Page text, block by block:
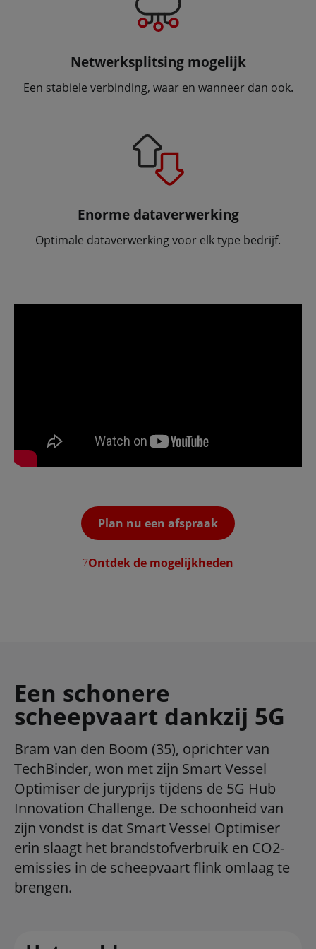
Netwerksplitsing mogelijk
Een stabiele verbinding, waar en wanneer dan ook.
Enorme dataverwerking
Optimale dataverwerking voor elk type bedrijf.
Plan nu een afspraak
Ontdek de mogelijkheden
Een schonere
scheepvaart dankzij 5G
Bram van den Boom (35), oprichter van
TechBinder, won met zijn Smart Vessel
Optimiser de juryprijs tijdens de 5G Hub
Innovation Challenge. De schoonheid van
zijn vondst is dat Smart Vessel Optimiser
erin slaagt het brandstofverbruik en CO2-
emissies in de scheepvaart flink omlaag te
brengen.